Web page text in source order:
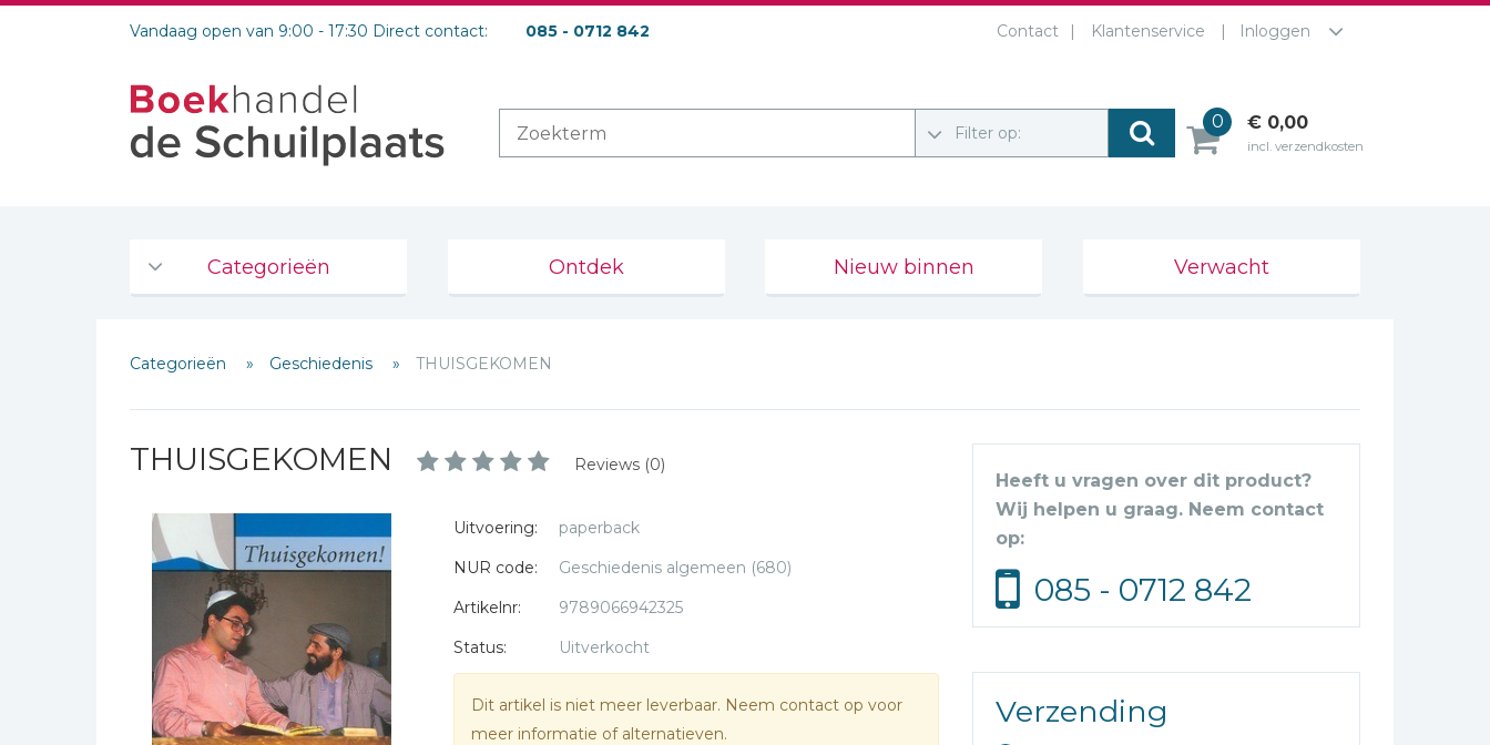
Vandaag open van 9:00 - 17:30 Direct contact: 085 - 0712 842 Contact Klantenservice Inloggen
Filter op:
0 € 0,00
incl. verzendkosten
Categorieën
De Bijbel
Bijbelse Dagboeken 2026
Bijbelstudie groepen
Bibles Foreign
Languages
Bijbelstudie
Geloof, duurzaamheid
en mileu
Benodigdheden voor
kerken
Christelijke spellen
Ontdek Nieuw binnen Verwacht
Categorieën Geschiedenis THUISGEKOMEN
THUISGEKOMEN Reviews (0)
Uitvoering:
paperback
NUR code:
Geschiedenis algemeen (680)
Artikelnr:
9789066942325
Status:
Uitverkocht
Dit artikel is niet meer leverbaar. Neem contact op voor
meer informatie of alternatieven.
Heeft u vragen over dit product?
Wij helpen u graag. Neem contact
op:
085 - 0712 842
Verzending
Schrijf hieronder je review!
Sterren
E-mail *
Titel *